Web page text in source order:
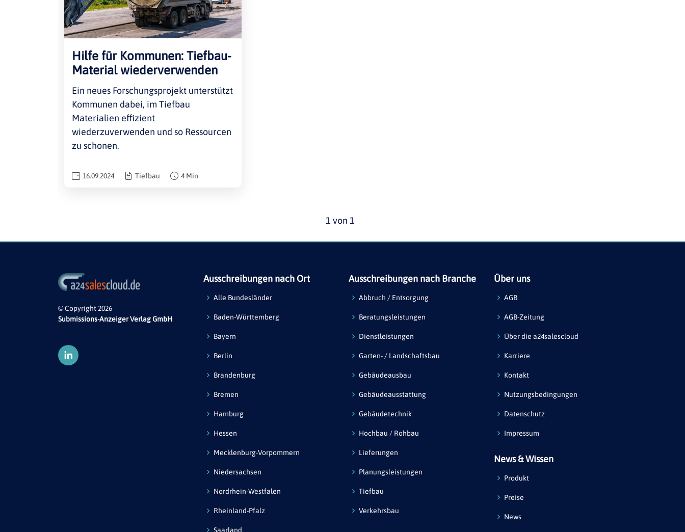
Hilfe für Kommunen: Tiefbau-
Material wiederverwenden
Ein neues Forschungsprojekt unterstützt
Kommunen dabei, im Tiefbau
Materialien effizient
wiederzuverwenden und so Ressourcen
zu schonen.
16.09.2024 Tiefbau 4 Min
1 von 1
© Copyright 2026
Submissions-Anzeiger Verlag GmbH
Ausschreibungen nach Ort
Alle Bundesländer
Baden-Württemberg
Bayern
Berlin
Brandenburg
Bremen
Hamburg
Hessen
Mecklenburg-Vorpommern
Niedersachsen
Nordrhein-Westfalen
Rheinland-Pfalz
Saarland
Ausschreibungen nach Branche
Abbruch / Entsorgung
Beratungsleistungen
Dienstleistungen
Garten- / Landschaftsbau
Gebäudeausbau
Gebäudeausstattung
Gebäudetechnik
Hochbau / Rohbau
Lieferungen
Planungsleistungen
Tiefbau
Verkehrsbau
Über uns
AGB
AGB-Zeitung
Über die a24salescloud
Karriere
Kontakt
Nutzungsbedingungen
Datenschutz
Impressum
News & Wissen
Produkt
Preise
News